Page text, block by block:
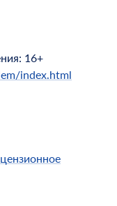
16+
index.html